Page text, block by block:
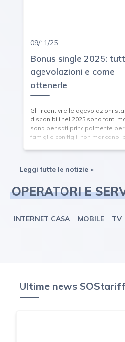
09/11/25
Bonus single 2025:
agevolazioni e come
ottenerle
Gli incentivi e le agevolazioni
disponibili nel 2025 sono tanti
sono pensati principalmente per
famiglie con figli: non mancano,
Leggi tutte le notizie »
OPERATORI E
INTERNET CASA MOBILE TV
Ultime news